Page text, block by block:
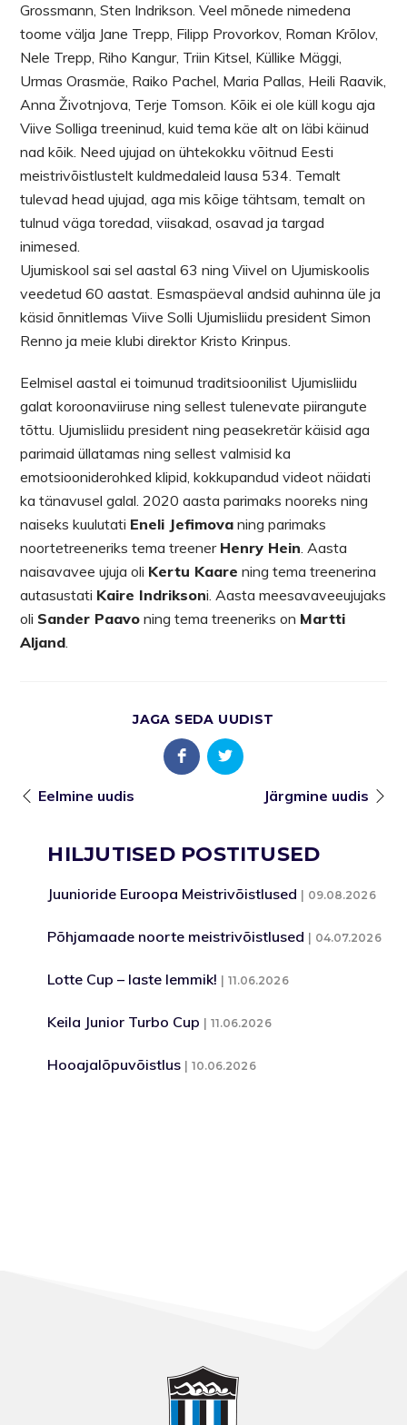
Grossmann, Sten Indrikson. Veel mõnede nimedena
toome välja Jane Trepp, Filipp Provorkov, Roman Krõlov,
Nele Trepp, Riho Kangur, Triin Kitsel, Küllike Mäggi,
Urmas Orasmäe, Raiko Pachel, Maria Pallas, Heili Raavik,
Anna Životnjova, Terje Tomson. Kõik ei ole küll kogu aja
Viive Solliga treeninud, kuid tema käe alt on läbi käinud
nad kõik. Need ujujad on ühtekokku võitnud Eesti
meistrivõistlustelt kuldmedaleid lausa 534. Temalt
tulevad head ujujad, aga mis kõige tähtsam, temalt on
tulnud väga toredad, viisakad, osavad ja targad
inimesed.
Ujumiskool sai sel aastal 63 ning Viivel on Ujumiskoolis
veedetud 60 aastat. Esmaspäeval andsid auhinna üle ja
käsid õnnitlemas Viive Solli Ujumisliidu president Simon
Renno ja meie klubi direktor Kristo Krinpus.
Eelmisel aastal ei toimunud traditsioonilist Ujumisliidu
galat koroonaviiruse ning sellest tulenevate piirangute
tõttu. Ujumisliidu president ning peasekretär käisid aga
parimaid üllatamas ning sellest valmisid ka
emotsiooniderohked klipid, kokkupandud videot näidati
ka tänavusel galal. 2020 aasta parimaks nooreks ning
naiseks kuulutati Eneli Jefimova ning parimaks
noortetreeneriks tema treener Henry Hein. Aasta
naisavavee ujuja oli Kertu Kaare ning tema treenerina
autasustati Kaire Indriksoni. Aasta meesavaveeujujaks
oli Sander Paavo ning tema treeneriks on Martti
Aljand.
JAGA SEDA UUDIST
Eelmine uudis Järgmine uudis
HILJUTISED POSTITUSED
Juunioride Euroopa Meistrivõistlused 09.08.2026
Põhjamaade noorte meistrivõistlused 04.07.2026
Lotte Cup – laste lemmik! 11.06.2026
Keila Junior Turbo Cup 11.06.2026
Hooajalõpuvõistlus 10.06.2026